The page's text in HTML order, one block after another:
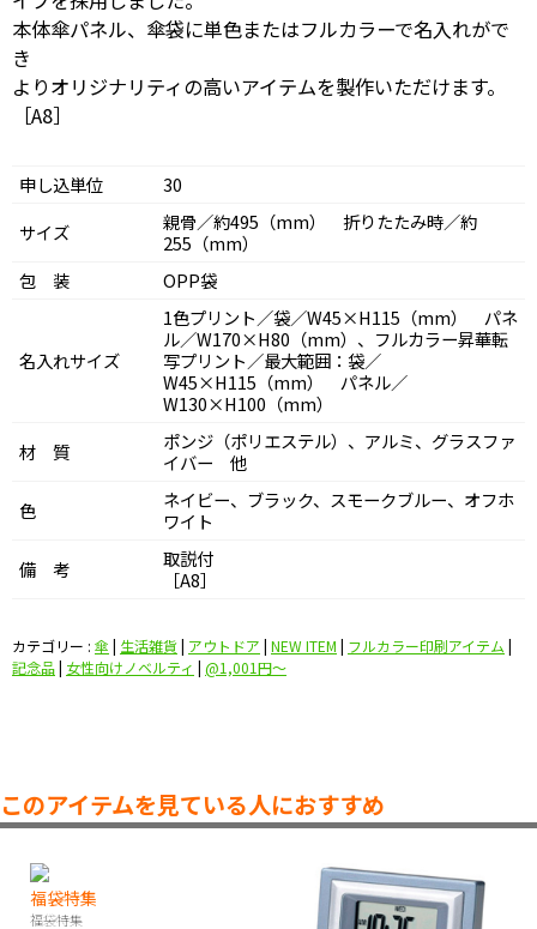
本体傘パネル、傘袋に単色またはフルカラーで名入れがで
き
よりオリジナリティの高いアイテムを製作いただけます。
［A8］
申し込単位
30
サイズ
親骨／約495（mm） 折りたたみ時／約
255（mm）
包 装
OPP袋
名入れサイズ
1色プリント／袋／W45×H115（mm） パネ
ル／W170×H80（mm）、フルカラー昇華転
写プリント／最大範囲：袋／
W45×H115（mm） パネル／
W130×H100（mm）
材 質
ポンジ（ポリエステル）、アルミ、グラスファ
イバー 他
色
ネイビー、ブラック、スモークブルー、オフホ
ワイト
備 考
取説付
［A8］
カテゴリー : 傘 | 生活雑貨| アウトドア | NEW ITEM | フルカラー印刷アイテム |
記念品| 女性向けノベルティ | @1,001円〜
このアイテムを見ている人におすすめ
福袋特集
福袋特集